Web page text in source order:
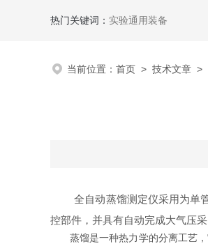
热门关键词： 实验通用装备
当前位置： 首页 > 技术文章 >
全自动蒸馏测定仪采用为单管
控部件，并具有自动完成大气压
蒸馏是一种热力学的分离工艺，